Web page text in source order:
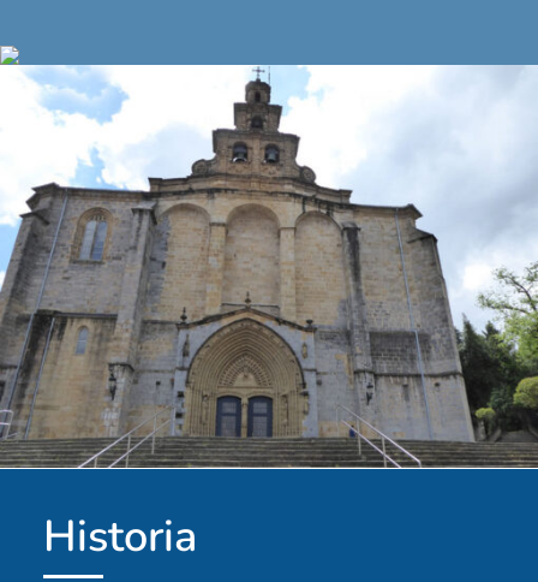
Historia